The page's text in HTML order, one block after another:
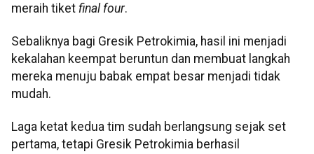
meraih tiket final four.
Sebaliknya bagi Gresik Petrokimia, hasil ini menjadi
kekalahan keempat beruntun dan membuat langkah
mereka menuju babak empat besar menjadi tidak
mudah.
Laga ketat kedua tim sudah berlangsung sejak set
pertama, tetapi Gresik Petrokimia berhasil